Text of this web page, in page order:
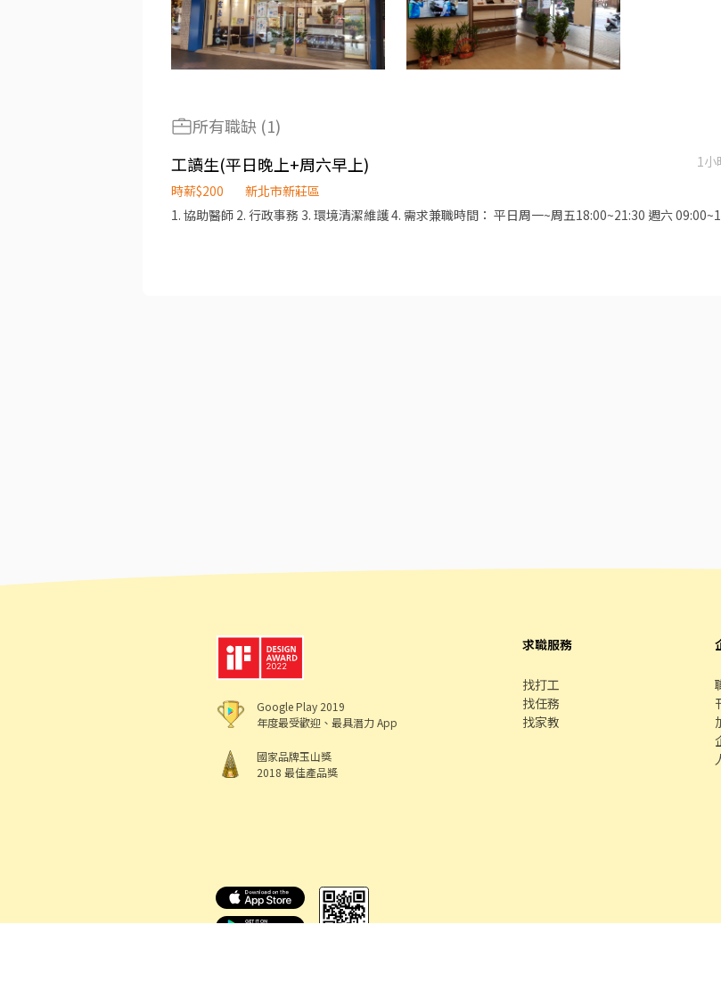
所有職缺 (1)
工讀生(平日晚上+周六早上)
1小
時薪$200
新北市新莊區
1. 協助醫師 2. 行政事務 3. 環境清潔維護 4. 需求兼職時間： 平日周一~周五18:00~21:30 週六
求職服務
找打工
找任務
找家教
Google Play 2019
年度最受歡迎、最具潛力 App
國家品牌玉山獎
2018 最佳產品獎
客服專線 /02-85127517 客服信箱 /